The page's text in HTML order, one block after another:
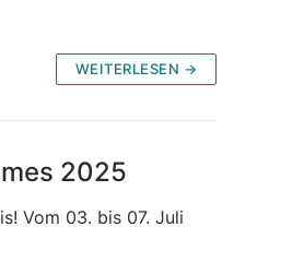
WEITERLESEN →
2025
Vom 03. bis 07. Juli